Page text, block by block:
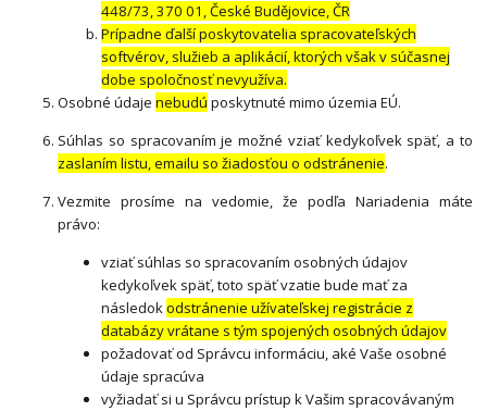
448/73, 370 01, České Budějovice, ČR
Prípadne ďalší poskytovatelia spracovateľských
softvérov, služieb a aplikácií, ktorých však v súčasnej
dobe spoločnosť nevyužíva.
Osobné údajenebudú poskytnuté mimo územia EÚ.
Súhlas so spracovaním je možné vziať kedykoľvek späť, a to
zaslaním listu, emailu so žiadosťou o odstránenie.
Vezmite prosíme na vedomie, že podľa Nariadenia máte
právo:
vziať súhlas so spracovaním osobných údajov
kedykoľvek späť, toto späť vzatie bude mať za
následokodstránenie užívateľskej registrácie z
databázy vrátane s tým spojených osobných údajov
požadovať od Správcu informáciu, aké Vaše osobné
údaje spracúva
vyžiadať si u Správcu prístup k Vašim spracovávaným